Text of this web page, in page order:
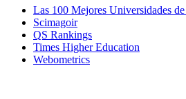
Las 100 Mejores Universidades
Scimagoir
QS Rankings
Times Higher Education
Webometrics